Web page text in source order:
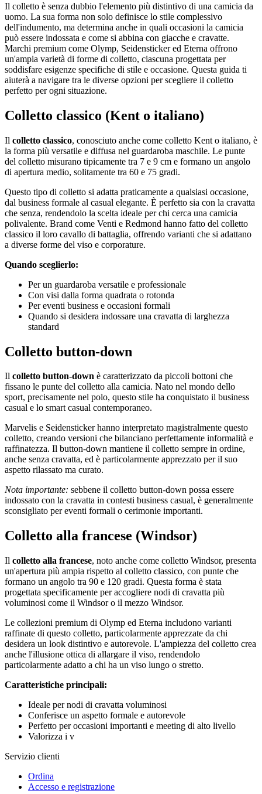
Il colletto è senza dubbio l'elemento più distintivo di una camicia da
uomo. La sua forma non solo definisce lo stile complessivo
dell'indumento, ma determina anche in quali occasioni la camicia
può essere indossata e come si abbina con giacche e cravatte.
Marchi premium come Olymp, Seidensticker ed Eterna offrono
un'ampia varietà di forme di colletto, ciascuna progettata per
soddisfare esigenze specifiche di stile e occasione. Questa guida ti
aiuterà a navigare tra le diverse opzioni per scegliere il colletto
perfetto per ogni situazione.
Colletto classico (Kent o italiano)
Il colletto classico, conosciuto anche come colletto Kent o italiano, è
la forma più versatile e diffusa nel guardaroba maschile. Le punte
del colletto misurano tipicamente tra 7 e 9 cm e formano un angolo
di apertura medio, solitamente tra 60 e 75 gradi.
Questo tipo di colletto si adatta praticamente a qualsiasi occasione,
dal business formale al casual elegante. È perfetto sia con la cravatta
che senza, rendendolo la scelta ideale per chi cerca una camicia
polivalente. Brand come Venti e Redmond hanno fatto del colletto
classico il loro cavallo di battaglia, offrendo varianti che si adattano
a diverse forme del viso e corporature.
Quando sceglierlo:
Per un guardaroba versatile e professionale
Con visi dalla forma quadrata o rotonda
Per eventi business e occasioni formali
Quando si desidera indossare una cravatta di larghezza
standard
Colletto button-down
Il colletto button-down è caratterizzato da piccoli bottoni che
fissano le punte del colletto alla camicia. Nato nel mondo dello
sport, precisamente nel polo, questo stile ha conquistato il business
casual e lo smart casual contemporaneo.
Marvelis e Seidensticker hanno interpretato magistralmente questo
colletto, creando versioni che bilanciano perfettamente informalità e
raffinatezza. Il button-down mantiene il colletto sempre in ordine,
anche senza cravatta, ed è particolarmente apprezzato per il suo
aspetto rilassato ma curato.
Nota importante: sebbene il colletto button-down possa essere
indossato con la cravatta in contesti business casual, è generalmente
sconsigliato per eventi formali o cerimonie importanti.
Colletto alla francese (Windsor)
Il colletto alla francese, noto anche come colletto Windsor, presenta
un'apertura più ampia rispetto al colletto classico, con punte che
formano un angolo tra 90 e 120 gradi. Questa forma è stata
progettata specificamente per accogliere nodi di cravatta più
voluminosi come il Windsor o il mezzo Windsor.
Le collezioni premium di Olymp ed Eterna includono varianti
raffinate di questo colletto, particolarmente apprezzate da chi
desidera un look distintivo e autorevole. L'ampiezza del colletto crea
anche l'illusione ottica di allargare il viso, rendendolo
particolarmente adatto a chi ha un viso lungo o stretto.
Caratteristiche principali:
Ideale per nodi di cravatta voluminosi
Conferisce un aspetto formale e autorevole
Perfetto per occasioni importanti e meeting di alto livello
Valorizza i v
Servizio clienti
Ordina
Accesso e registrazione